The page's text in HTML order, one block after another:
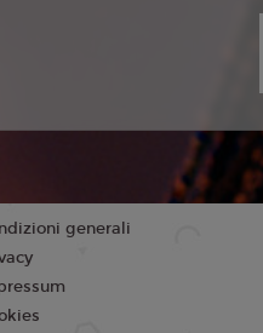
generali